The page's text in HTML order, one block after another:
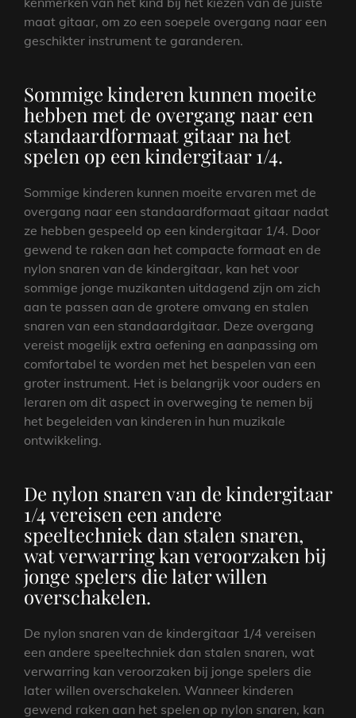
maat gitaar, om zo een soepele overgang naar een
geschikter instrument te garanderen.
Sommige kinderen kunnen moeite
hebben met de overgang naar een
standaardformaat gitaar na het
spelen op een kindergitaar 1/4.
Sommige kinderen kunnen moeite ervaren met de
overgang naar een standaardformaat gitaar nadat
ze hebben gespeeld op een kindergitaar 1/4. Door
gewend te raken aan het compacte formaat en de
nylon snaren van de kindergitaar, kan het voor
sommige jonge muzikanten uitdagend zijn om zich
aan te passen aan de grotere omvang en stalen
snaren van een standaardgitaar. Deze overgang
vereist mogelijk extra oefening en aanpassing om
comfortabel te worden met het bespelen van een
groter instrument. Het is belangrijk voor ouders en
leraren om dit aspect in overweging te nemen bij
het begeleiden van kinderen in hun muzikale
ontwikkeling.
De nylon snaren van de kindergitaar
1/4 vereisen een andere
speeltechniek dan stalen snaren,
wat verwarring kan veroorzaken bij
jonge spelers die later willen
overschakelen.
De nylon snaren van de kindergitaar 1/4 vereisen
een andere speeltechniek dan stalen snaren, wat
verwarring kan veroorzaken bij jonge spelers die
later willen overschakelen. Wanneer kinderen
gewend raken aan het spelen op nylon snaren, kan